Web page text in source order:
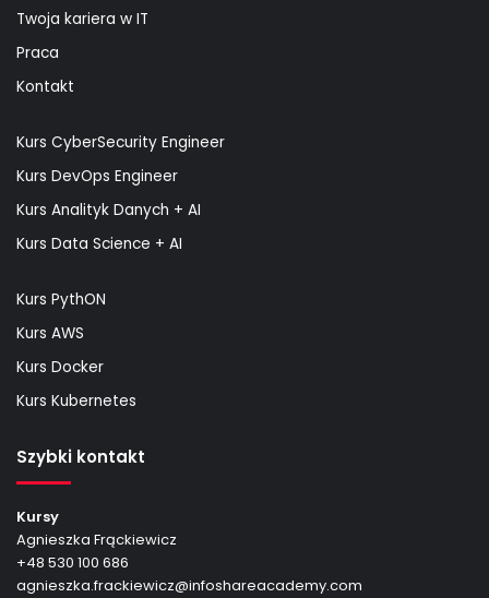
Twoja kariera w IT
Praca
Kontakt
Kurs CyberSecurity Engineer
Kurs DevOps Engineer
Kurs Analityk Danych + AI
Kurs Data Science + AI
Kurs PythON
Kurs AWS
Kurs Docker
Kurs Kubernetes
Szybki kontakt
Kursy
Agnieszka Frąckiewicz
+48 530 100 686
agnieszka.frackiewicz@infoshareacademy.com